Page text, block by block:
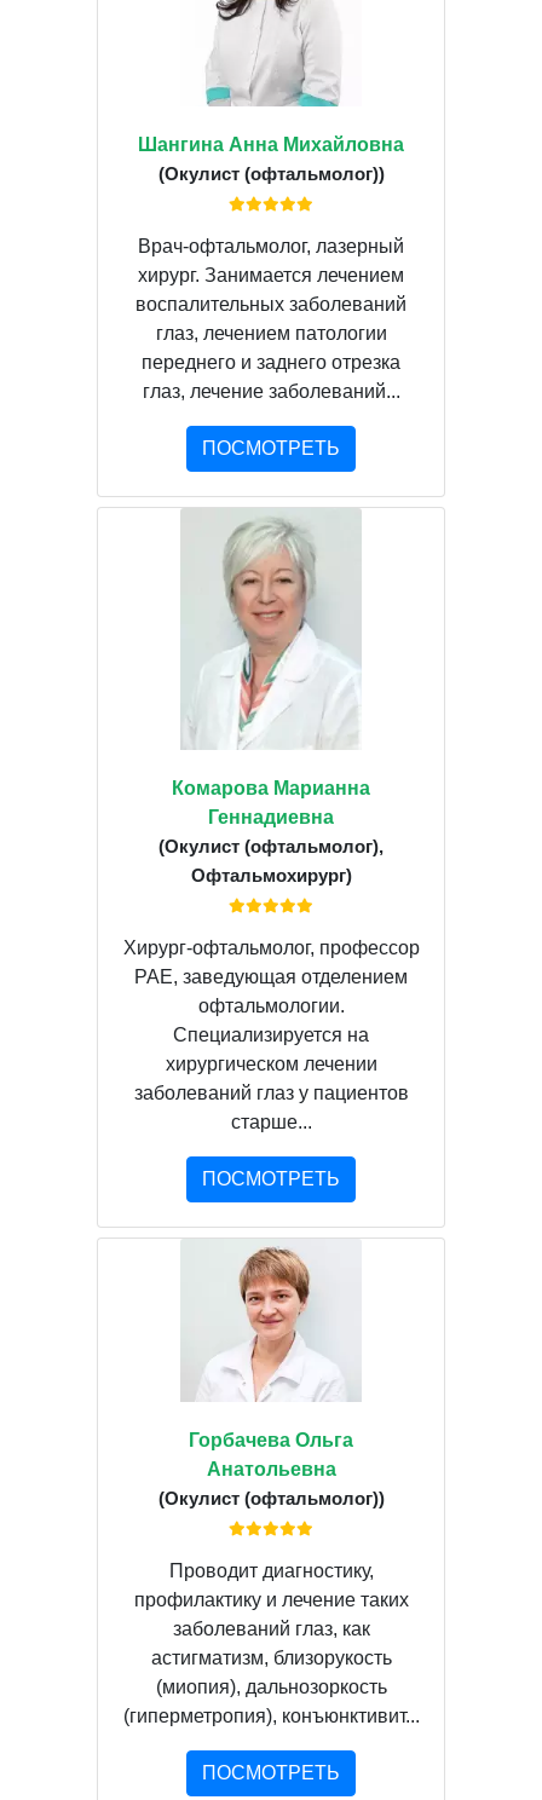
Шангина Анна Михайловна
(Окулист (офтальмолог))
Врач-офтальмолог, лазерный
хирург. Занимается лечением
воспалительных заболеваний
глаз, лечением патологии
переднего и заднего отрезка
глаз, лечение заболеваний...
ПОСМОТРЕТЬ
Комарова Марианна
Геннадиевна
(Окулист (офтальмолог),
Офтальмохирург)
Хирург-офтальмолог, профессор
РАЕ, заведующая отделением
офтальмологии.
Специализируется на
хирургическом лечении
заболеваний глаз у пациентов
старше...
ПОСМОТРЕТЬ
Горбачева Ольга
Анатольевна
(Окулист (офтальмолог))
Проводит диагностику,
профилактику и лечение таких
заболеваний глаз, как
астигматизм, близорукость
(миопия), дальнозоркость
(гиперметропия), конъюнктивит...
ПОСМОТРЕТЬ